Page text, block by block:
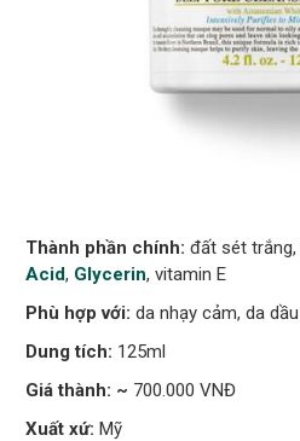
Thành phần chính: đất sét
Acid, Glycerin, vitamin E
Phù hợp với:da nhạy cảm, da
Dung tích: 125ml
Giá thành: ~ 700.000 VNĐ
Xuất xứ:Mỹ